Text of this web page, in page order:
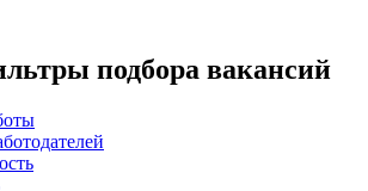
подбора вакансий